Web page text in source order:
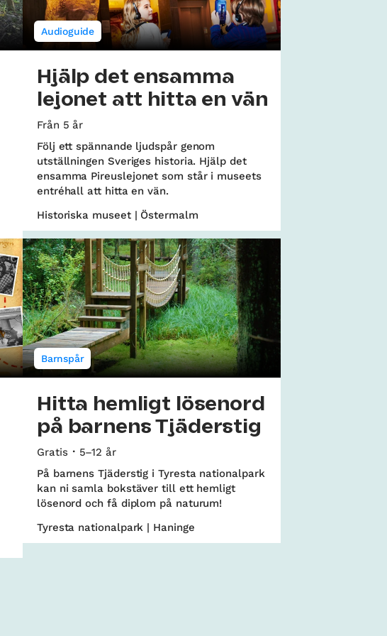
Audioguide
Hjälp det ensamma
lejonet att hitta en vän
Från 5 år
Följ ett spännande ljudspår genom
utställningen Sveriges historia. Hjälp det
ensamma Pireuslejonet som står i museets
entréhall att hitta en vän.
Historiska museet | Östermalm
Barnspår
Hitta hemligt lösenord
på barnens Tjäderstig
Gratis
5–12 år
På barnens Tjäderstig i Tyresta nationalpark
kan ni samla bokstäver till ett hemligt
lösenord och få diplom på naturum!
Tyresta nationalpark | Haninge